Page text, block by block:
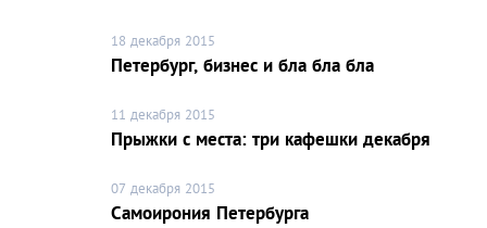
18 декабря 2015
Петербург, бизнес и бла бла бла
11 декабря 2015
Прыжки с места: три кафешки декабря
07 декабря 2015
Самоирония Петербурга